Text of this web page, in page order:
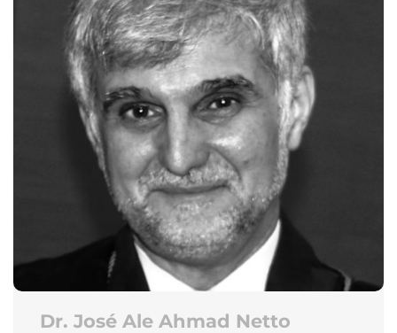
Dr. José Ale Ahmad Netto